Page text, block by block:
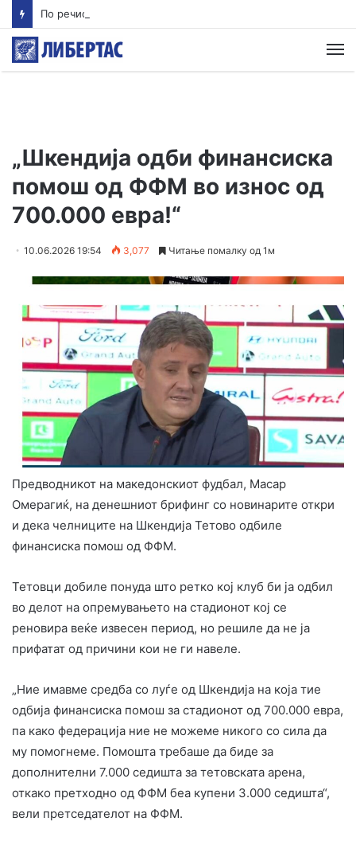
„Шкендија одби финансиска
помош од ФФМ во износ од
700.000 евра!“
10.06.2026 19:54 3,077 Читање помалку од 1м
Предводникот на македонскиот фудбал, Масар
Омерагиќ, на денешниот брифинг со новинарите откри
и дека челниците на Шкендија Тетово одбиле
финансиска помош од ФФМ.
Тетовци добиле понуда што ретко кој клуб би ја одбил
во делот на опремувањето на стадионот кој се
реновира веќе извесен период, но решиле да не ја
прифатат од причини кои не ги навеле.
„Ние имавме средба со луѓе од Шкендија на која тие
одбија финансиска помош за стадионот од 700.000 евра,
па како федерација ние не можеме никого со сила да
му помогнеме. Помошта требаше да биде за
дополнителни 7.000 седишта за тетовската арена,
откако претходно од ФФМ беа купени 3.000 седишта“,
вели претседателот на ФФМ.